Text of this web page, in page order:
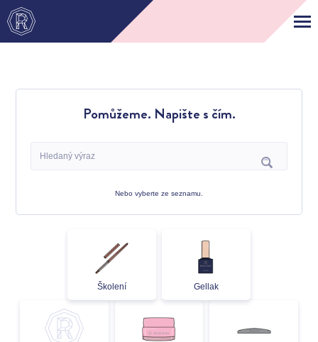
Pomůžeme. Napište s čím.
Nebo vyberte ze seznamu.
Školení Gellak